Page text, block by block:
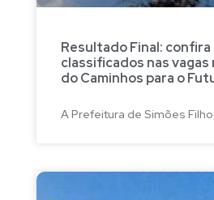
Resultado Final:
classificados nas
do Caminhos para o
A Prefeitura de Simões